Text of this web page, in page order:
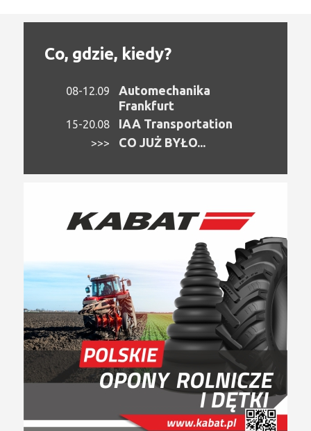
Co, gdzie, kiedy?
08-12.09
Automechanika
Frankfurt
15-20.08 IAA Transportation
>>> CO JUŻ BYŁO...